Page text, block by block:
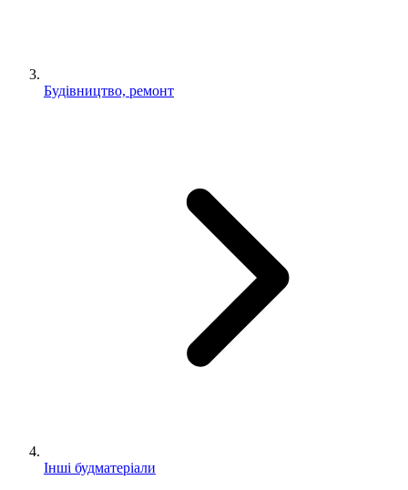
Будівництво, ремонт
Інші будматеріали